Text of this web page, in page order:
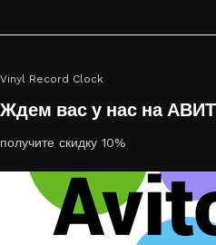
Vinyl Record Clock
Ждем вас у нас на
получите скидку 10%